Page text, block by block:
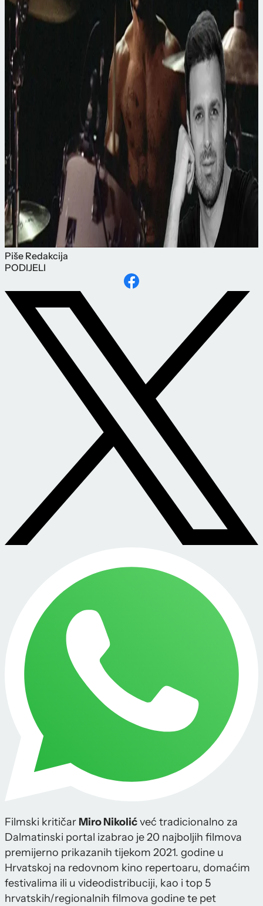
Piše Redakcija
PODIJELI
Filmski kritičar Miro Nikolićveć tradicionalno za
Dalmatinski portal izabrao je 20 najboljih filmova
premijerno prikazanih tijekom 2021. godine u
Hrvatskoj na redovnom kino repertoaru, domaćim
festivalima ili u videodistribuciji, kao i top 5
hrvatskih/regionalnih filmova godine te pet